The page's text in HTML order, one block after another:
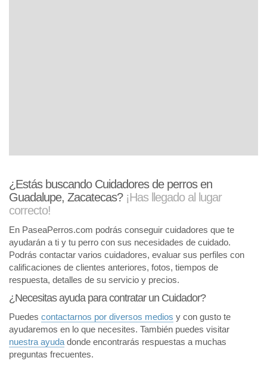
¿Estás buscando Cuidadores de perros en
Guadalupe, Zacatecas? ¡Has llegado al lugar
correcto!
En PaseaPerros.com podrás conseguir cuidadores que te
ayudarán a ti y tu perro con sus necesidades de cuidado.
Podrás contactar varios cuidadores, evaluar sus perfiles con
calificaciones de clientes anteriores, fotos, tiempos de
respuesta, detalles de su servicio y precios.
¿Necesitas ayuda para contratar un Cuidador?
Puedes contactarnos por diversos medios y con gusto te
ayudaremos en lo que necesites. También puedes visitar
nuestra ayuda donde encontrarás respuestas a muchas
preguntas frecuentes.